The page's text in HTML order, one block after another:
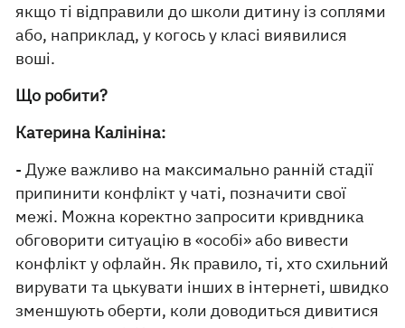
якщо ті відправили до школи дитину із соплями
або, наприклад, у когось у класі виявилися
воші.
Що робити?
Катерина Калініна:
- Дуже важливо на максимально ранній стадії
припинити конфлікт у чаті, позначити свої
межі. Можна коректно запросити кривдника
обговорити ситуацію в «особі» або вивести
конфлікт у офлайн. Як правило, ті, хто схильний
вирувати та цькувати інших в інтернеті, швидко
зменшують оберти, коли доводиться дивитися